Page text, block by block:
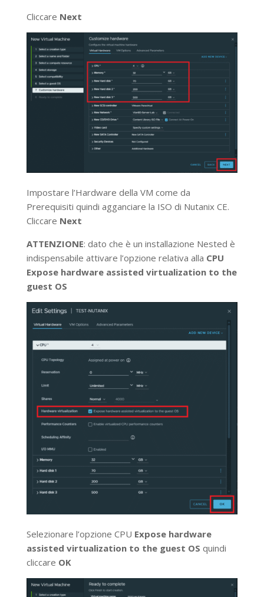
Cliccare Next
Impostare l’Hardware della VM come da
Prerequisiti quindi agganciare la ISO di Nutanix CE.
Cliccare Next
ATTENZIONE: dato che è un installazione Nested è
indispensabile attivare l’opzione relativa alla CPU
Expose hardware assisted virtualization to the
guest OS
Selezionare l’opzione CPU Expose hardware
assisted virtualization to the guest OS quindi
cliccare OK